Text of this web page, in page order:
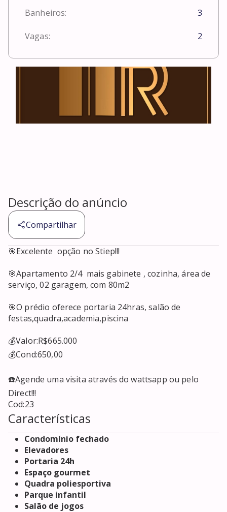
Banheiros: 3
Vagas: 2
Descrição do anúncio
Compartilhar
🎯Excelente  opção no Stiep!!!
🎯Apartamento 2/4  mais gabinete , cozinha, área de
serviço, 02 garagem, com 80m2
🎯O prédio oferece portaria 24hras, salão de
festas,quadra,academia,piscina
💰Valor:R$665.000
💰Cond:650,00
☎️Agende uma visita através do wattsapp ou pelo
Direct!!!
Cod:23
Características
Condomínio fechado
Elevadores
Portaria 24h
Espaço gourmet
Quadra poliesportiva
Parque infantil
Salão de jogos